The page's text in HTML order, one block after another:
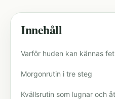
Innehåll
Varför huden kan kännas
Morgonrutin i tre steg
Kvällsrutin som lugnar och